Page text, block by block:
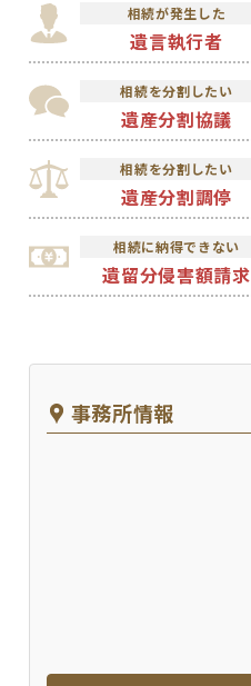
相続が発生した
遺言執行者
相続を分割したい
遺産分割協議
相続を分割したい
遺産分割調停
相続に納得できない
遺留分侵害額請求
事務所情報